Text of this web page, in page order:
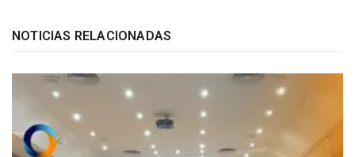
NOTICIAS RELACIONADAS